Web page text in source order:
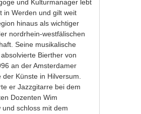
und Kulturmanager lebt
in Werden und gilt weit
hinaus als wichtiger
nordrhein-westfälischen
Seine musikalische
Bierther von
an der Amsterdamer
der Künste in Hilversum.
er Jazzgitarre bei dem
Dozenten Wim
und schloss mit dem